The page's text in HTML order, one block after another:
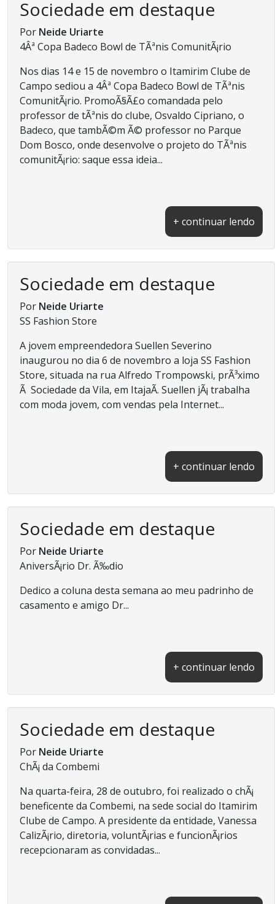
Sociedade em destaque
Por Neide Uriarte
4Âª Copa Badeco Bowl de TÃªnis ComunitÃ¡rio
Nos dias 14 e 15 de novembro o Itamirim Clube de
Campo sediou a 4Âª Copa Badeco Bowl de TÃªnis
ComunitÃ¡rio. PromoÃ§Ã£o comandada pelo
professor de tÃªnis do clube, Osvaldo Cipriano, o
Badeco, que tambÃ©m Ã© professor no Parque
Dom Bosco, onde desenvolve o projeto do TÃªnis
comunitÃ¡rio: saque essa ideia...
+ continuar lendo
Sociedade em destaque
Por Neide Uriarte
SS Fashion Store
A jovem empreendedora Suellen Severino
inaugurou no dia 6 de novembro a loja SS Fashion
Store, situada na rua Alfredo Trompowski, prÃ³ximo
Ã Sociedade da Vila, em ItajaÃ­. Suellen jÃ¡ trabalha
com moda jovem, com vendas pela Internet...
+ continuar lendo
Sociedade em destaque
Por Neide Uriarte
AniversÃ¡rio Dr. Ã‰dio
Dedico a coluna desta semana ao meu padrinho de
casamento e amigo Dr...
+ continuar lendo
Sociedade em destaque
Por Neide Uriarte
ChÃ¡ da Combemi
Na quarta-feira, 28 de outubro, foi realizado o chÃ¡
beneficente da Combemi, na sede social do Itamirim
Clube de Campo. A presidente da entidade, Vanessa
CalizÃ¡rio, diretoria, voluntÃ¡rias e funcionÃ¡rios
recepcionaram as convidadas...